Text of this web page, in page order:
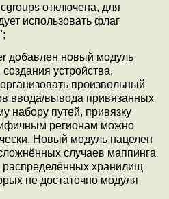
отключена, для
использовать флаг
добавлен новый модуль
устройства,
произвольный
ввода/вывода привязанных
набору путей, привязку
регионам можно
Новый модуль нацелен
случаев маппинга
хранилищ
не достаточно модуля